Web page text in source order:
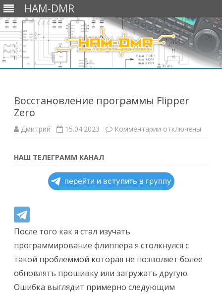
HAM-DMR
Восстановление программы Flipper
Zero
Дмитрий 15.04.2023 Комментарии котключены
НАШ ТЕЛЕГРАММ КАНАЛ
перейти и вступить в группу
После того как я стал изучать
программирование флиппера я столкнулся с
такой проблеммой которая не позволяет более
обновлять прошивку или загружать другую.
Ошибка выглядит примерно следующим